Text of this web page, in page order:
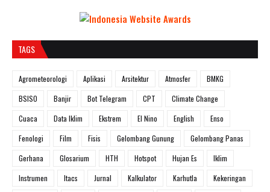
TAGS
Agrometeorologi Aplikasi Arsitektur Atmosfer
BMKG
BSISO
Banjir Bot Telegram CPT
Climate Change
Cuaca
Data Iklim Ekstrem El Nino English
Enso
Fenologi
Film Fisis Gelombang Gunung
Gelombang Panas
Gerhana
Glosarium HTH Hotspot Hujan Es
Iklim
Instrumen
Itacs Jurnal Kalkulator Karhutla
Kekeringan